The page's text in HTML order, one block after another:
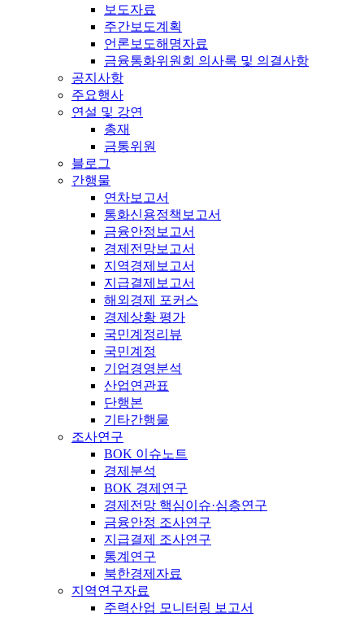
보도자료
주간보도계획
언론보도해명자료
금융통화위원회 의사록 및 의결사항
공지사항
주요행사
연설 및 강연
총재
금통위원
블로그
간행물
연차보고서
통화신용정책보고서
금융안정보고서
경제전망보고서
지역경제보고서
지급결제보고서
해외경제 포커스
경제상황 평가
국민계정리뷰
국민계정
기업경영분석
산업연관표
단행본
기타간행물
조사연구
BOK 이슈노트
경제분석
BOK 경제연구
경제전망 핵심이슈·심층연구
금융안정 조사연구
지급결제 조사연구
통계연구
북한경제자료
지역연구자료
주력산업 모니터링 보고서